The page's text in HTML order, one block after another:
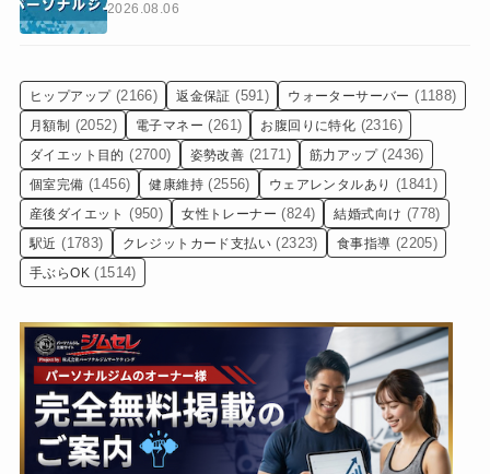
2026.08.06
ヒップアップ (2166) 返金保証 (591) ウォーターサーバー (1188)
月額制 (2052) 電子マネー (261) お腹回りに特化 (2316)
ダイエット目的 (2700) 姿勢改善 (2171) 筋力アップ (2436)
個室完備 (1456) 健康維持 (2556) ウェアレンタルあり (1841)
産後ダイエット (950) 女性トレーナー (824) 結婚式向け (778)
駅近 (1783) クレジットカード支払い (2323) 食事指導 (2205)
手ぶらOK (1514)